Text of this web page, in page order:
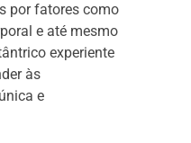
por fatores como
e até mesmo
experiente
às
e